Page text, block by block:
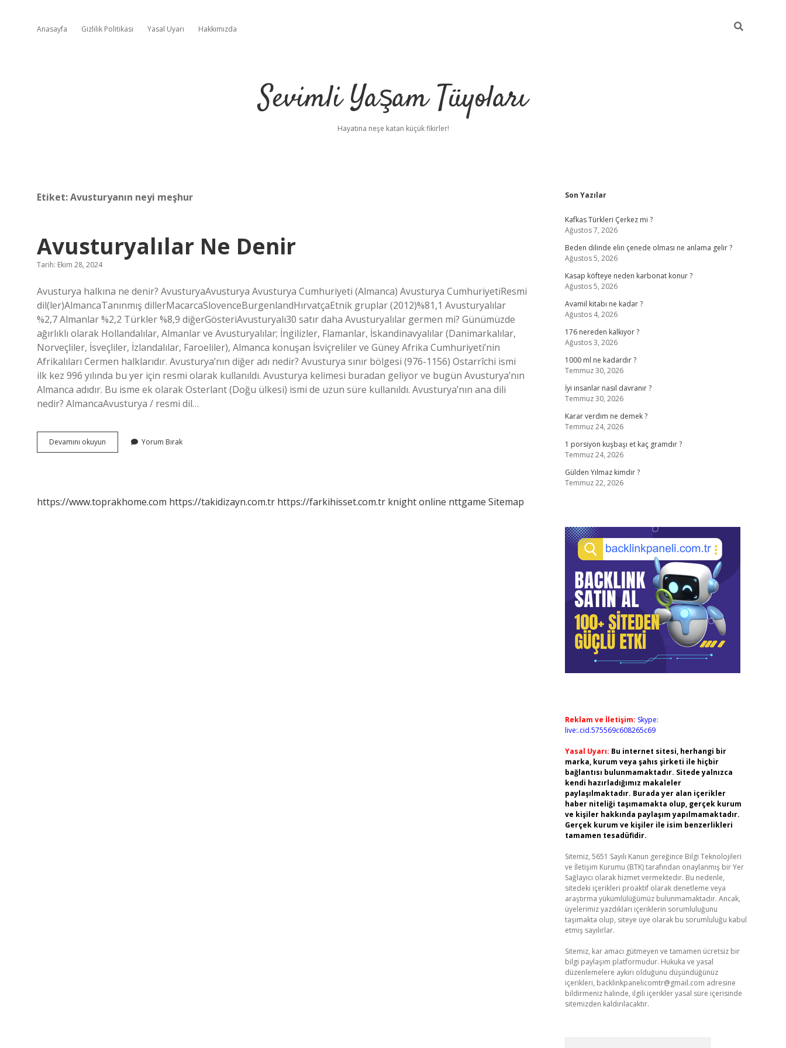
Anasayfa Gizlilik Politikası Yasal Uyarı Hakkımızda
Sevimli Yaşam Tüyoları
Hayatına neşe katan küçük fikirler!
Etiket:Avusturyanın neyi meşhur
Avusturyalılar Ne Denir
Tarih: Ekim 28, 2024
Avusturya halkına ne denir? AvusturyaAvusturya Avusturya Cumhuriyeti (Almanca) Avusturya CumhuriyetiResmi
dil(ler)AlmancaTanınmış dillerMacarcaSlovenceBurgenlandHırvatçaEtnik gruplar (2012)%81,1 Avusturyalılar
%2,7 Almanlar %2,2 Türkler %8,9 diğerGösteriAvusturyalı30 satır daha Avusturyalılar germen mi? Günümüzde
ağırlıklı olarak Hollandalılar, Almanlar ve Avusturyalılar; İngilizler, Flamanlar, İskandinavyalılar (Danimarkalılar,
Norveçliler, İsveçliler, İzlandalılar, Faroeliler), Almanca konuşan İsviçreliler ve Güney Afrika Cumhuriyeti’nin
Afrikalıları Cermen halklarıdır. Avusturya’nın diğer adı nedir? Avusturya sınır bölgesi (976-1156) Ostarrîchi ismi
ilk kez 996 yılında bu yer için resmi olarak kullanıldı. Avusturya kelimesi buradan geliyor ve bugün Avusturya’nın
Almanca adıdır. Bu isme ek olarak Osterlant (Doğu ülkesi) ismi de uzun süre kullanıldı. Avusturya’nın ana dili
nedir? AlmancaAvusturya / resmi dil…
Devamını okuyun Avusturyalılar
Ne
Yorum Bırak
https://www.toprakhome.com https://takidizayn.com.tr https://farkihisset.com.tr knight online nttgame Sitemap
Sidebar
Son Yazılar
Kafkas Türkleri Çerkez mi ?
Ağustos 7, 2026
Beden dilinde elin çenede olması ne anlama gelir ?
Ağustos 5, 2026
Kasap köfteye neden karbonat konur ?
Ağustos 5, 2026
Avamil kitabı ne kadar ?
Ağustos 4, 2026
176 nereden kalkıyor ?
Ağustos 3, 2026
1000 ml ne kadardır ?
Temmuz 30, 2026
İyi insanlar nasıl davranır ?
Temmuz 30, 2026
Karar verdim ne demek ?
Temmuz 24, 2026
1 porsiyon kuşbaşı et kaç gramdır ?
Temmuz 24, 2026
Gülden Yılmaz kimdir ?
Temmuz 22, 2026
Reklam ve İletişim: Skype:
live:.cid.575569c608265c69
Yasal Uyarı: Bu internet sitesi, herhangi bir
marka, kurum veya şahıs şirketi ile hiçbir
bağlantısı bulunmamaktadır. Sitede yalnızca
kendi hazırladığımız makaleler
paylaşılmaktadır. Burada yer alan içerikler
haber niteliği taşımamakta olup, gerçek kurum
ve kişiler hakkında paylaşım yapılmamaktadır.
Gerçek kurum ve kişiler ile isim benzerlikleri
tamamen tesadüfidir.
Sitemiz, 5651 Sayılı Kanun gereğince Bilgi Teknolojileri
ve İletişim Kurumu (BTK) tarafından onaylanmış bir Yer
Sağlayıcı olarak hizmet vermektedir. Bu nedenle,
sitedeki içerikleri proaktif olarak denetleme veya
araştırma yükümlülüğümüz bulunmamaktadır. Ancak,
üyelerimiz yazdıkları içeriklerin sorumluluğunu
taşımakta olup, siteye üye olarak bu sorumluluğu kabul
etmiş sayılırlar.
Sitemiz, kar amacı gütmeyen ve tamamen ücretsiz bir
bilgi paylaşım platformudur. Hukuka ve yasal
düzenlemelere aykırı olduğunu düşündüğünüz
içerikleri, backlinkpanelicomtr@gmail.com adresine
bildirmeniz halinde, ilgili içerikler yasal süre içerisinde
sitemizden kaldırılacaktır.